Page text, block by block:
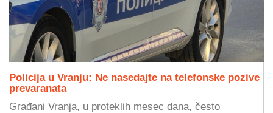
Policija u Vranju: Ne nasedajte na telefonske pozive
prevaranata
Građani Vranja, u proteklih mesec dana, često